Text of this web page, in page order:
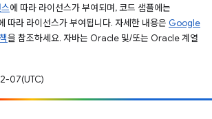
에 따라 라이선스가 부여되며, 코드 샘플에는
따라 라이선스가 부여됩니다. 자세한 내용은 Google
을 참조하세요. 자바는 Oracle 및/또는 Oracle 계열
07(UTC)